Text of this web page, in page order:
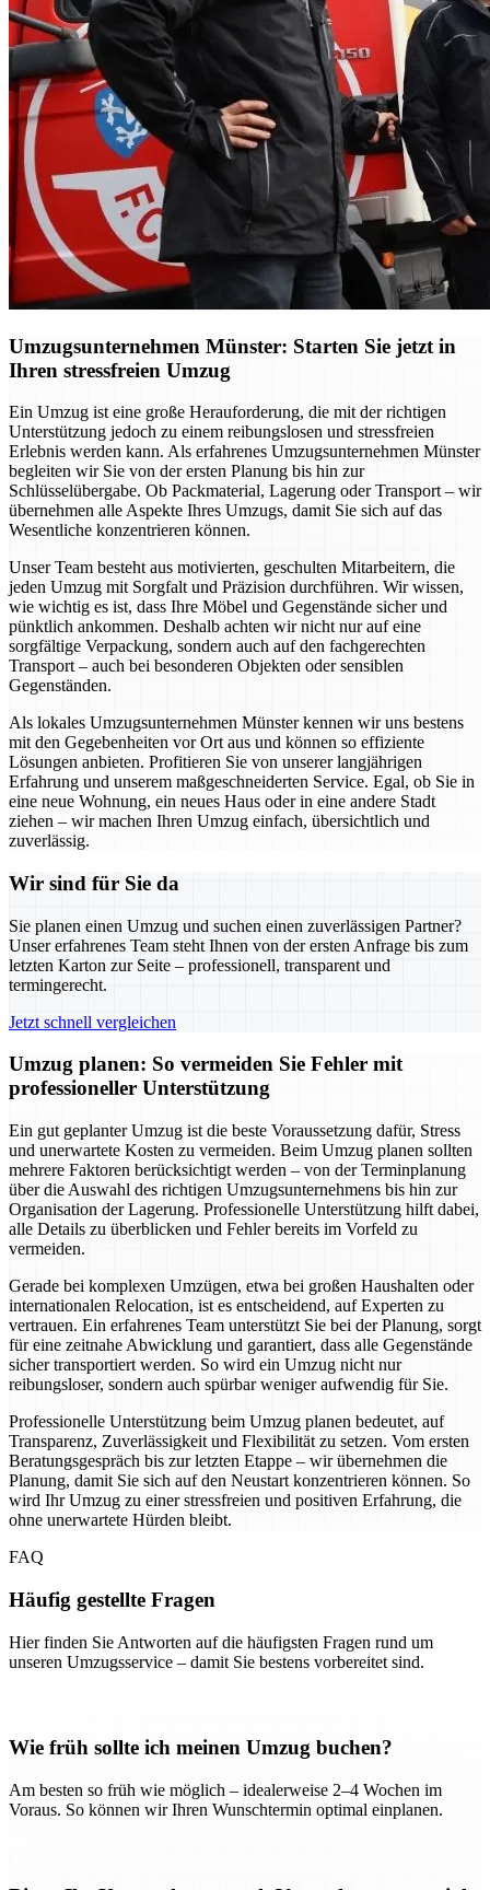
Umzugsunternehmen Münster: Starten Sie jetzt in
Ihren stressfreien Umzug
Ein Umzug ist eine große Herauforderung, die mit der richtigen
Unterstützung jedoch zu einem reibungslosen und stressfreien
Erlebnis werden kann. Als erfahrenes Umzugsunternehmen Münster
begleiten wir Sie von der ersten Planung bis hin zur
Schlüsselübergabe. Ob Packmaterial, Lagerung oder Transport – wir
übernehmen alle Aspekte Ihres Umzugs, damit Sie sich auf das
Wesentliche konzentrieren können.
Unser Team besteht aus motivierten, geschulten Mitarbeitern, die
jeden Umzug mit Sorgfalt und Präzision durchführen. Wir wissen,
wie wichtig es ist, dass Ihre Möbel und Gegenstände sicher und
pünktlich ankommen. Deshalb achten wir nicht nur auf eine
sorgfältige Verpackung, sondern auch auf den fachgerechten
Transport – auch bei besonderen Objekten oder sensiblen
Gegenständen.
Als lokales Umzugsunternehmen Münster kennen wir uns bestens
mit den Gegebenheiten vor Ort aus und können so effiziente
Lösungen anbieten. Profitieren Sie von unserer langjährigen
Erfahrung und unserem maßgeschneiderten Service. Egal, ob Sie in
eine neue Wohnung, ein neues Haus oder in eine andere Stadt
ziehen – wir machen Ihren Umzug einfach, übersichtlich und
zuverlässig.
Wir sind für Sie da
Sie planen einen Umzug und suchen einen zuverlässigen Partner?
Unser erfahrenes Team steht Ihnen von der ersten Anfrage bis zum
letzten Karton zur Seite – professionell, transparent und
termingerecht.
Jetzt schnell vergleichen
Umzug planen: So vermeiden Sie Fehler mit
professioneller Unterstützung
Ein gut geplanter Umzug ist die beste Voraussetzung dafür, Stress
und unerwartete Kosten zu vermeiden. Beim Umzug planen sollten
mehrere Faktoren berücksichtigt werden – von der Terminplanung
über die Auswahl des richtigen Umzugsunternehmens bis hin zur
Organisation der Lagerung. Professionelle Unterstützung hilft dabei,
alle Details zu überblicken und Fehler bereits im Vorfeld zu
vermeiden.
Gerade bei komplexen Umzügen, etwa bei großen Haushalten oder
internationalen Relocation, ist es entscheidend, auf Experten zu
vertrauen. Ein erfahrenes Team unterstützt Sie bei der Planung, sorgt
für eine zeitnahe Abwicklung und garantiert, dass alle Gegenstände
sicher transportiert werden. So wird ein Umzug nicht nur
reibungsloser, sondern auch spürbar weniger aufwendig für Sie.
Professionelle Unterstützung beim Umzug planen bedeutet, auf
Transparenz, Zuverlässigkeit und Flexibilität zu setzen. Vom ersten
Beratungsgespräch bis zur letzten Etappe – wir übernehmen die
Planung, damit Sie sich auf den Neustart konzentrieren können. So
wird Ihr Umzug zu einer stressfreien und positiven Erfahrung, die
ohne unerwartete Hürden bleibt.
FAQ
Häufig gestellte Fragen
Hier finden Sie Antworten auf die häufigsten Fragen rund um
unseren Umzugsservice – damit Sie bestens vorbereitet sind.
Wie früh sollte ich meinen Umzug buchen?
Am besten so früh wie möglich – idealerweise 2–4 Wochen im
Voraus. So können wir Ihren Wunschtermin optimal einplanen.